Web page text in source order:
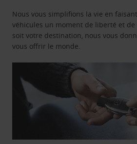
Nous vous simplifions la vie en
véhicules un moment de liberté et
soit votre destination, nous vous
vous offrir le monde.